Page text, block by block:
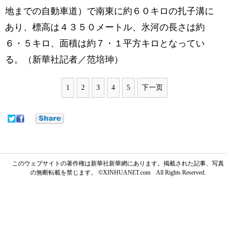
地までの自動車道）で南東に約６０キロの扎子溝に
あり、標高は４３５０メートル、氷河の長さは約
６・５キロ、面積は約７・１平方キロとなってい
る。（新華社記者／范培珅）
1 2 3 4 5 下一页
このウェブサイトの著作権は新華社新華網にあります。掲載された記事、写真
の無断転載を禁じます。 ©XINHUANET.com All Rights Reserved.